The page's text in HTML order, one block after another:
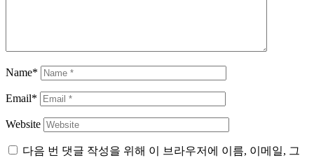
Name*
Email*
Website
다음 번 댓글 작성을 위해 이 브라우저에 이름, 이메일, 그